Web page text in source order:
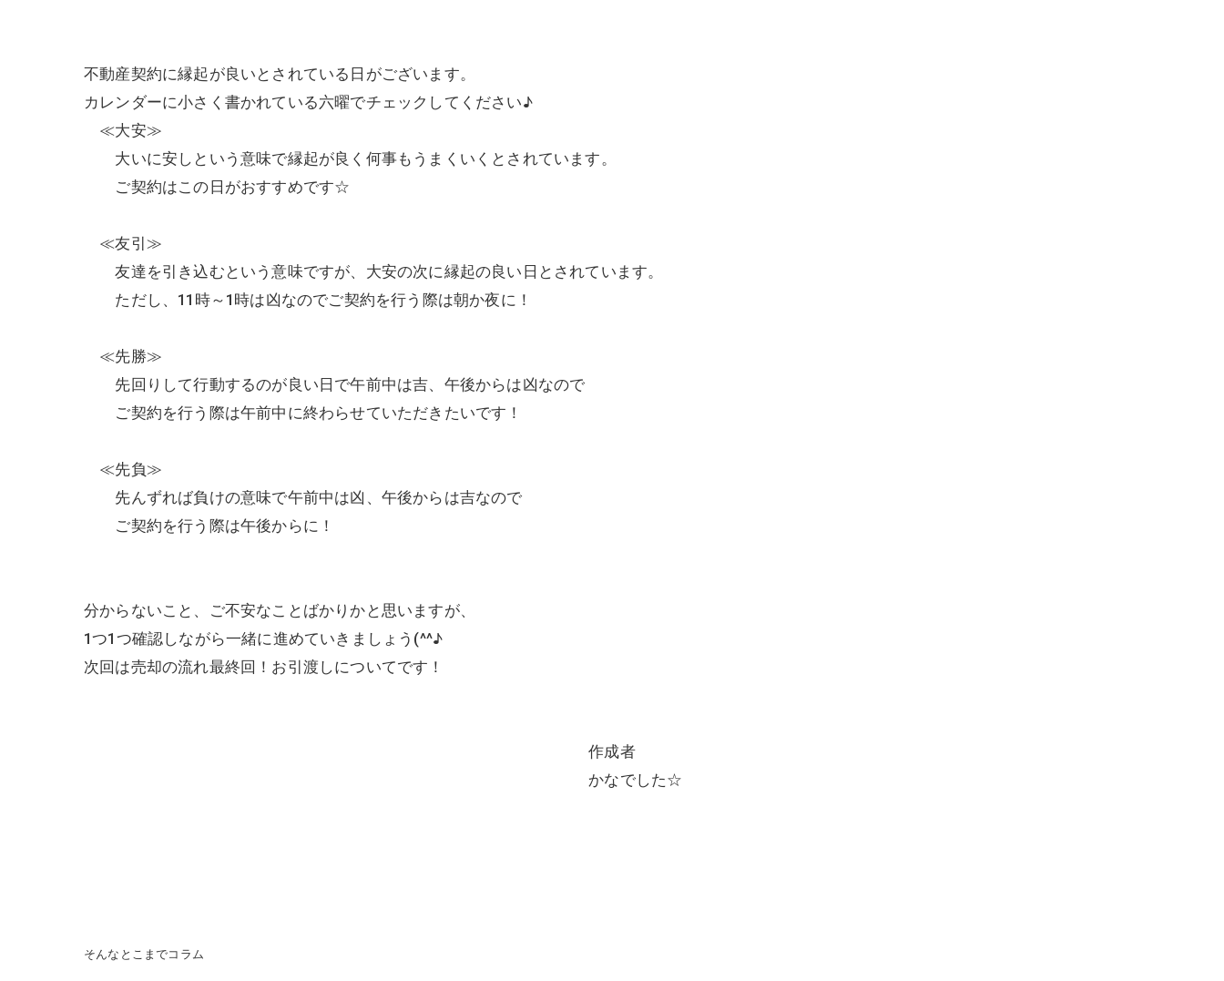
不動産契約に縁起が良いとされている日がございます。
カレンダーに小さく書かれている六曜でチェックしてください♪
≪大安≫
大いに安しという意味で縁起が良く何事もうまくいくとされています。
ご契約はこの日がおすすめです☆
≪友引≫
友達を引き込むという意味ですが、大安の次に縁起の良い日とされています。
ただし、11時～1時は凶なのでご契約を行う際は朝か夜に！
≪先勝≫
先回りして行動するのが良い日で午前中は吉、午後からは凶なので
ご契約を行う際は午前中に終わらせていただきたいです！
≪先負≫
先んずれば負けの意味で午前中は凶、午後からは吉なので
ご契約を行う際は午後からに！
分からないこと、ご不安なことばかりかと思いますが、
1つ1つ確認しながら一緒に進めていきましょう(^^♪
次回は売却の流れ最終回！お引渡しについてです！
作成者
かなでした☆
そんなとこまでコラム